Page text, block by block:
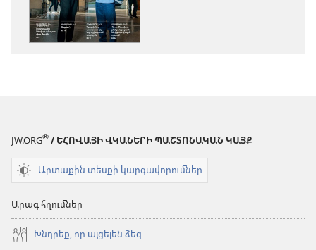
JW.ORG® / ԵՀՈՎԱՅԻ ՎԿԱՆԵՐԻ ՊԱՇՏՈՆԱԿԱՆ ԿԱՅՔ
Արտաքին տեսքի կարգավորումներ
Արագ հղումներ
Խնդրեք, որ այցելեն ձեզ